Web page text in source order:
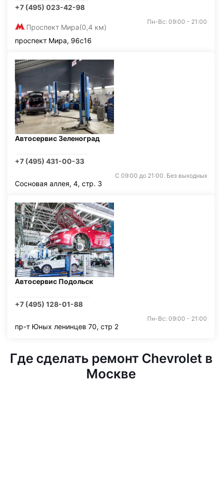
+7 (495) 023-42-98
Проспект Мира(0,4 км)
Пн-Вс: 09:00 - 21:00
проспект Мира, 96с16
Автосервис Зеленоград
+7 (495) 431-00-33
С 09:00 до 21:00. Без выходных
Сосновая аллея, 4, стр. 3
Автосервис Подольск
+7 (495) 128-01-88
Пн-Вс: 09:00 - 21:00
пр-т Юных ленинцев 70, стр 2
Где сделать ремонт Chevrolet в
Москве